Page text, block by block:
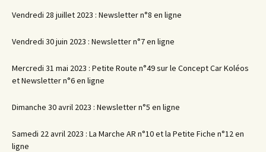
Vendredi 28 juillet 2023 : Newsletter n°8 en ligne
Vendredi 30 juin 2023 : Newsletter n°7 en ligne
Mercredi 31 mai 2023 : Petite Route n°49 sur le Concept Car Koléos
et Newsletter n°6 en ligne
Dimanche 30 avril 2023 : Newsletter n°5 en ligne
Samedi 22 avril 2023 : La Marche AR n°10 et la Petite Fiche n°12 en
ligne